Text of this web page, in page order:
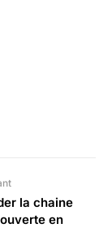
la chaine
en